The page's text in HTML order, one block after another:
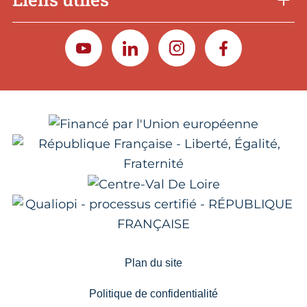
YOUTUBELINKEDININSTAGRAMFACEBOOK
Plan du site
Politique de confidentialité